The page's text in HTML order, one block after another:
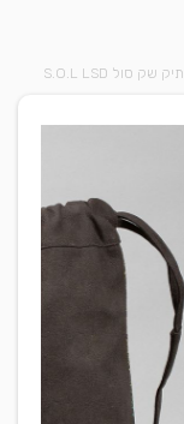
תיק שק סול S.O.L LSD